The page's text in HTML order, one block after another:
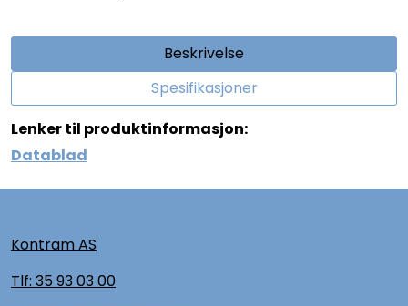
Beskrivelse
Spesifikasjoner
Lenker til produktinformasjon:
Datablad
Kontram AS
Tlf: 35 93 03 00